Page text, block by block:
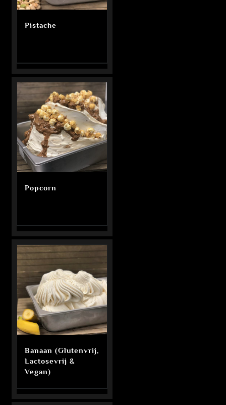
Pistache
Popcorn
Banaan (Glutenvrij,
Lactosevrij &
Vegan)